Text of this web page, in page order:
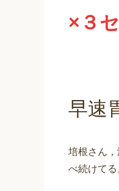
×３
早速
培根さん
べ続けてる